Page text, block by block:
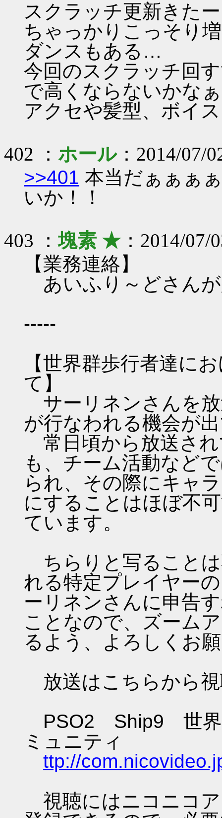
スクラッチ更新きた
ちゃっかりこっそり
ダンスもある…
今回のスクラッチ回
で高くならないかな
アクセや髪型、ボイ
402 ： ホール：2014/07/
>>401 本当だぁぁぁ
いか！！
403 ：塊素 ★：2014/07/
【業務連絡】
あいふり～どさん
-----
【世界群歩行者達に
て】
サーリネンさんを
が行なわれる機会が
常日頃から放送さ
も、チーム活動など
られ、その際にキャ
にすることはほぼ不
ています。
ちらりと写ること
れる特定プレイヤー
ーリネンさんに申告
ことなので、ズーム
るよう、よろしくお
放送はこちらから
PSO2 Ship9 世界
ミュニティ
ttp://
視聴にはニコニコ